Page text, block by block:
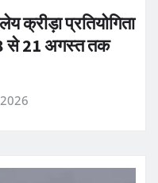
क्रीड़ा प्रतियोगिता
से 21 अगस्त तक